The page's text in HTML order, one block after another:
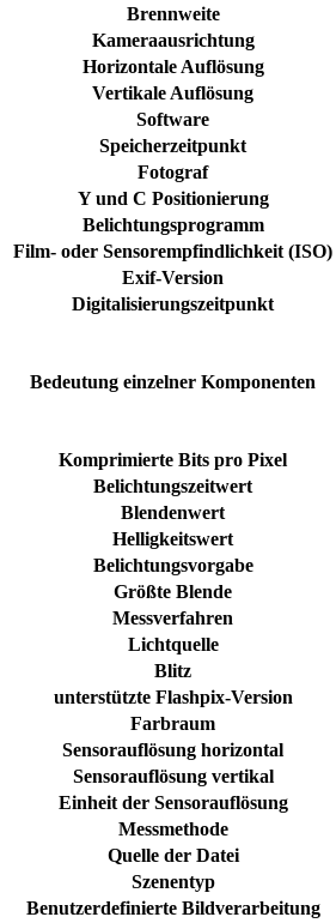
Brennweite
Kameraausrichtung
Horizontale Auflösung
Vertikale Auflösung
Software
Speicherzeitpunkt
Fotograf
Y und C Positionierung
Belichtungsprogramm
Film- oder Sensorempfindlichkeit (ISO)
Exif-Version
Digitalisierungszeitpunkt
Bedeutung einzelner Komponenten
Komprimierte Bits pro Pixel
Belichtungszeitwert
Blendenwert
Helligkeitswert
Belichtungsvorgabe
Größte Blende
Messverfahren
Lichtquelle
Blitz
unterstützte Flashpix-Version
Farbraum
Sensorauflösung horizontal
Sensorauflösung vertikal
Einheit der Sensorauflösung
Messmethode
Quelle der Datei
Szenentyp
Benutzerdefinierte Bildverarbeitung